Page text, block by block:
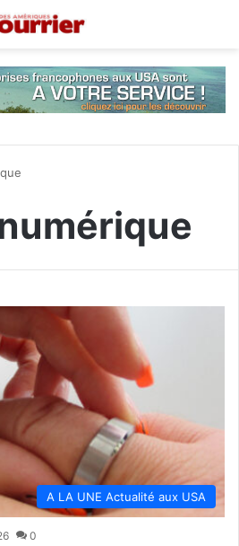
A LA UNE Actualité aux USA
0